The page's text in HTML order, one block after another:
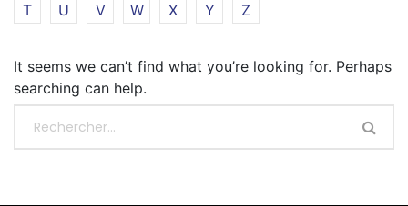
T
U V W X Y Z
It seems we can’t find what you’re looking for. Perhaps
searching can help.